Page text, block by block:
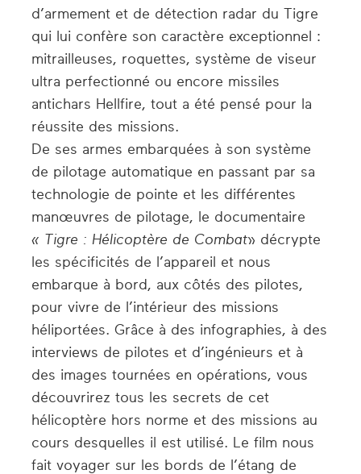
d’armement et de détection radar du Tigre
qui lui confère son caractère exceptionnel :
mitrailleuses, roquettes, système de viseur
ultra perfectionné ou encore missiles
antichars Hellfire, tout a été pensé pour la
réussite des missions.
De ses armes embarquées à son système
de pilotage automatique en passant par sa
technologie de pointe et les différentes
manœuvres de pilotage, le documentaire
« Tigre : Hélicoptère de Combat» décrypte
les spécificités de l’appareil et nous
embarque à bord, aux côtés des pilotes,
pour vivre de l’intérieur des missions
héliportées. Grâce à des infographies, à des
interviews de pilotes et d’ingénieurs et à
des images tournées en opérations, vous
découvrirez tous les secrets de cet
hélicoptère hors norme et des missions au
cours desquelles il est utilisé. Le film nous
fait voyager sur les bords de l’étang de